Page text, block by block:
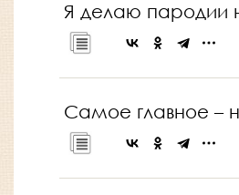
Я делаю пародии
Самое главное –